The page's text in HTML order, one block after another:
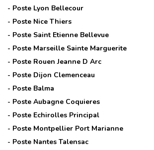
- Poste Lyon Bellecour
- Poste Nice Thiers
- Poste Saint Etienne Bellevue
- Poste Marseille Sainte Marguerite
- Poste Rouen Jeanne D Arc
- Poste Dijon Clemenceau
- Poste Balma
- Poste Aubagne Coquieres
- Poste Echirolles Principal
- Poste Montpellier Port Marianne
- Poste Nantes Talensac